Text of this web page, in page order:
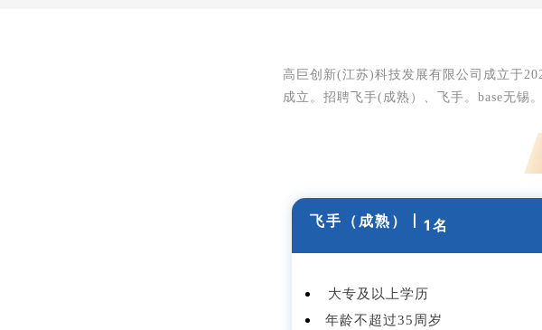
高巨创新(江苏)科技发展有限公司成立于
成立。招聘飞手(成熟）、飞手。base无锡。
飞手（成熟） 1名
大专及以上学历
年龄不超过35周岁